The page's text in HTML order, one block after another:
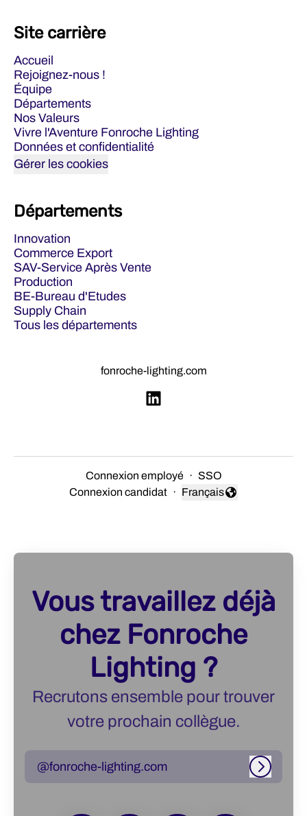
Site carrière
Accueil
Rejoignez-nous !
Équipe
Départements
Nos Valeurs
Vivre l'Aventure Fonroche Lighting
Données et confidentialité
Gérer les cookies
Départements
Innovation
Commerce Export
SAV-Service Après Vente
Production
BE-Bureau d'Etudes
Supply Chain
Tous les départements
fonroche-lighting.com
Connexion employé · SSO
Connexion candidat ·
Changer la langue
Français
Vous travaillez déjà
chez Fonroche
Lighting ?
Recrutons ensemble pour trouver
votre prochain collègue.
@fonroche-lighting.com